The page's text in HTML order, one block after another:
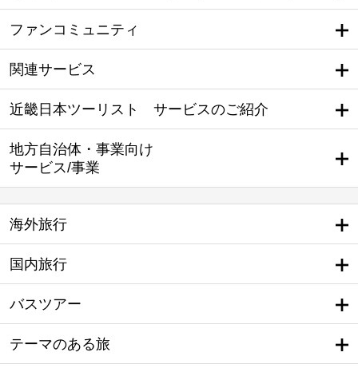
ファンコミュニティ
関連サービス
近畿日本ツーリスト サービスのご紹介
地方自治体・事業向け
サービス/事業
海外旅行
国内旅行
バスツアー
テーマのある旅